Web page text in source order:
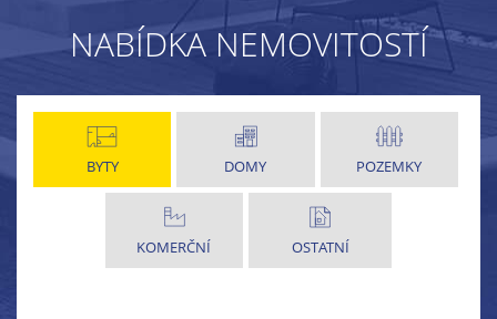
NABÍDKA NEMOVITOSTÍ
BYTY DOMY POZEMKY
KOMERČNÍ OSTATNÍ